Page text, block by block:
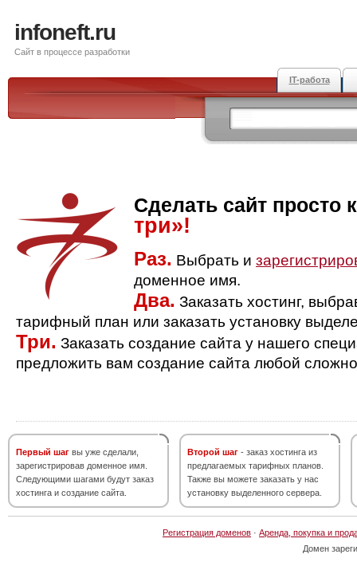
infoneft.ru
Сайт в процессе разработки
IT-работа
Сделать сайт просто
три»!
Раз. Выбрать и
доменное имя.
Два. Заказать хостинг,
тарифный план или заказать установку
Три. Заказать создание сайта у нашего
предложить вам создание сайта любой
Первый шаг вы уже сделали,
зарегистрировав доменное имя.
Следующими шагами будут заказ
хостинга и создание сайта.
Второй шаг - заказ хостинга из
предлагаемых тарифных планов.
Также вы можете заказать у нас
установку выделенного сервера.
Регистрация доменов · Аренда, покупка и
Домен